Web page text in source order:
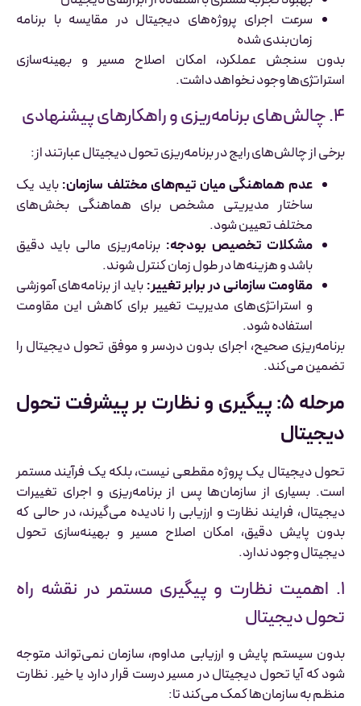
سرعت اجرای پروژه‌های دیجیتال در مقایسه با برنامه
زمان‌بندی شده
بدون سنجش عملکرد، امکان اصلاح مسیر و بهینه‌سازی
استراتژی‌ها وجود نخواهد داشت.
۴. چالش‌های برنامه‌ریزی و راهکارهای پیشنهادی
برخی از چالش‌های رایج در برنامه‌ریزی تحول دیجیتال عبارتند از:
عدم هماهنگی میان تیم‌های مختلف سازمان:باید یک
ساختار مدیریتی مشخص برای هماهنگی بخش‌های
مختلف تعیین شود.
مشکلات تخصیص بودجه: برنامه‌ریزی مالی باید دقیق
باشد و هزینه‌ها در طول زمان کنترل شوند.
مقاومت سازمانی در برابر تغییر:باید از برنامه‌های آموزشی
و استراتژی‌های مدیریت تغییر برای کاهش این مقاومت
استفاده شود.
برنامه‌ریزی صحیح، اجرای بدون دردسر و موفق تحول دیجیتال را
تضمین می‌کند.
مرحله ۵: پیگیری و نظارت بر پیشرفت تحول
دیجیتال
تحول دیجیتال یک پروژه مقطعی نیست، بلکه یک فرآیند مستمر
است. بسیاری از سازمان‌ها پس از برنامه‌ریزی و اجرای تغییرات
دیجیتال، فرایند نظارت و ارزیابی را نادیده می‌گیرند، در حالی که
بدون پایش دقیق، امکان اصلاح مسیر و بهینه‌سازی تحول
دیجیتال وجود ندارد.
۱. اهمیت نظارت و پیگیری مستمر در نقشه راه
تحول دیجیتال
بدون سیستم پایش و ارزیابی مداوم، سازمان نمی‌تواند متوجه
شود که آیا تحول دیجیتال در مسیر درست قرار دارد یا خیر. نظارت
منظم به سازمان‌ها کمک می‌کند تا: